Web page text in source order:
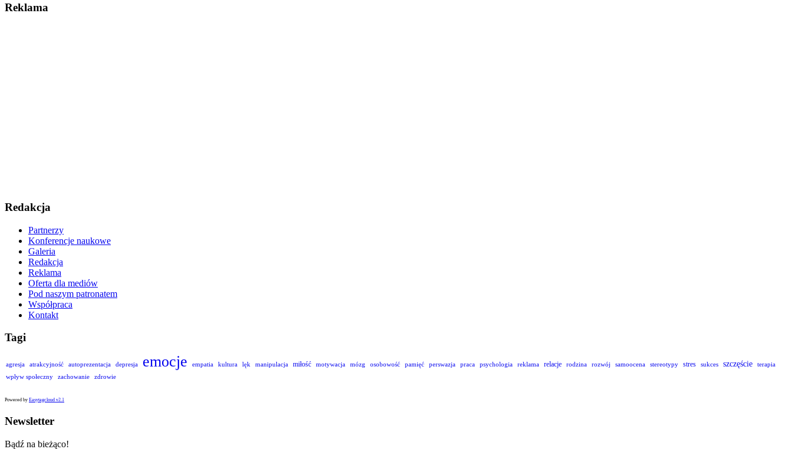
Reklama
Redakcja
Partnerzy
Konferencje naukowe
Galeria
Redakcja
Reklama
Oferta dla mediów
Pod naszym patronatem
Współpraca
Kontakt
Tagi
agresja atrakcyjność autoprezentacja depresja emocje empatia kultura lęk manipulacja miłość motywacja mózg osobowość pamięć perswazja praca psychologia reklama relacje rodzina rozwój samoocena stereotypy stres sukces szczęście
terapia
wpływ społeczny
zachowanie zdrowie
Powered by Easytagcloud v2.1
Newsletter
Bądź na bieżąco!